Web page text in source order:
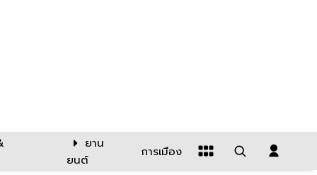
ยาน
ยนต์
การเมือง